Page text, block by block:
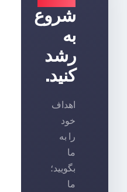
شروع
به
رشد
کنید.
اهداف
خود
را به
ما
بگویید؛
ما